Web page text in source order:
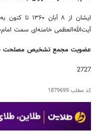
ایشان از ۸
آیت‌الله‌العظمی خامنه‌ای سمت
عضویت مجمع تشخیص مصلحت نظام (۱۳۸۵-۱۳۷۵)دوره
2727
کد مطلب1879699